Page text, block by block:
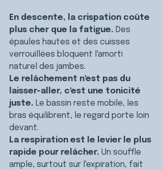
En descente, la crispation coûte
plus cher que la fatigue. Des
épaules hautes et des cuisses
verrouillées bloquent l'amorti
naturel des jambes.
Le relâchement n'est pas du
laisser-aller, c'est une tonicité
juste. Le bassin reste mobile, les
bras équilibrent, le regard porte loin
devant.
La respiration est le levier le plus
rapide pour relâcher. Un souffle
ample, surtout sur l'expiration, fait